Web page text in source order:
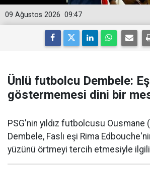
09:47
09 Ağustos 2026
Ünlü futbolcu Dembele:
göstermemesi dini bir
PSG'nin yıldız futbolcusu Ousmane
Dembele, Faslı eşi Rima
yüzünü örtmeyi tercih etmesiyle